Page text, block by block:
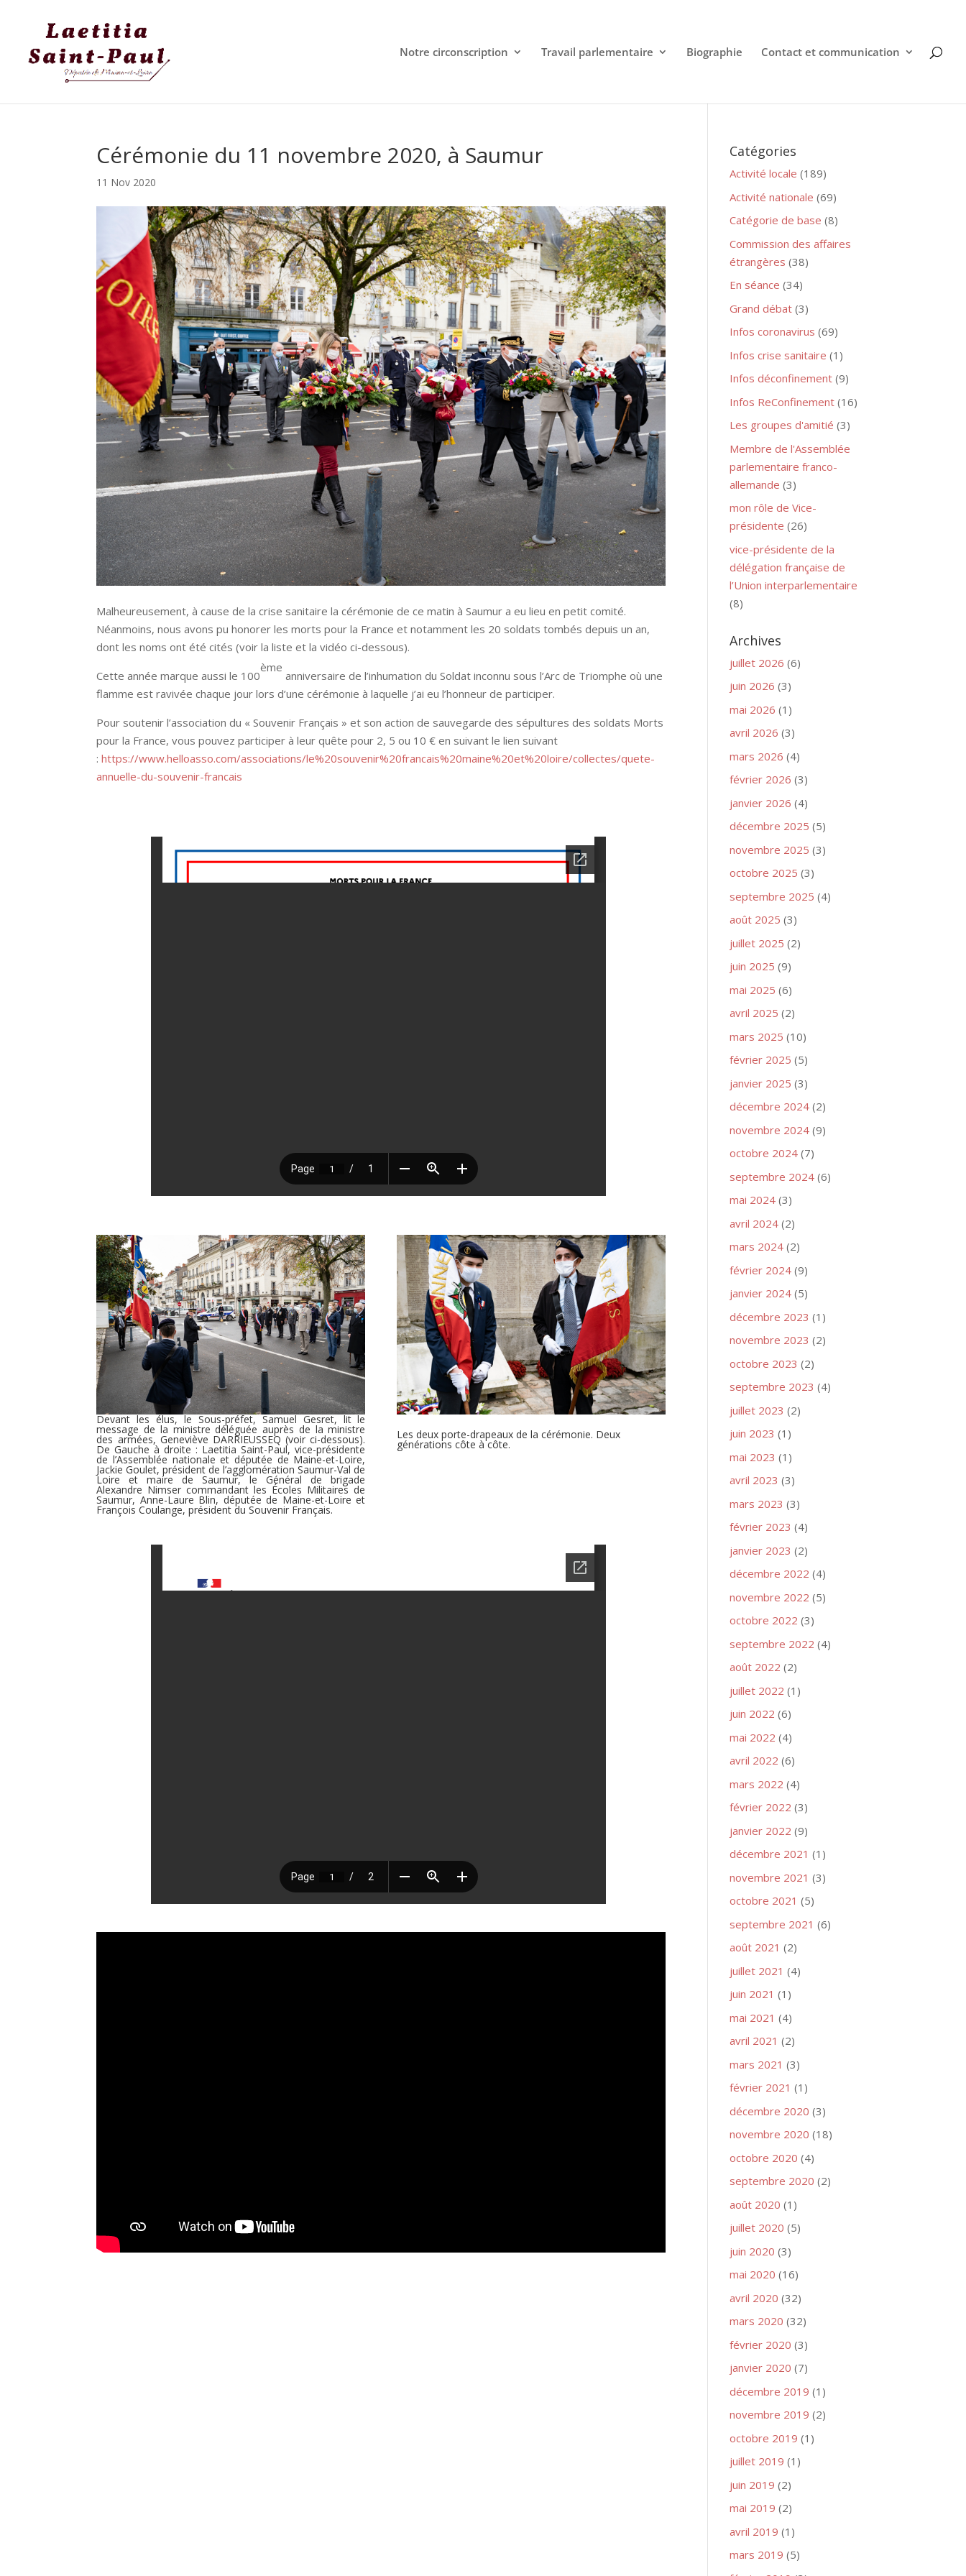
Notre circonscription Travail parlementaire Biographie Contact et communication
Cérémonie du 11 novembre 2020, à Saumur
11 Nov 2020
Malheureusement, à cause de la crise sanitaire la cérémonie de ce matin à Saumur a eu lieu en petit comité.
Néanmoins, nous avons pu honorer les morts pour la France et notamment les 20 soldats tombés depuis un an,
dont les noms ont été cités (voir la liste et la vidéo ci-dessous).
Cette année marque aussi le 100
ème
anniversaire de l’inhumation du Soldat inconnu sous l’Arc de Triomphe où une
flamme est ravivée chaque jour lors d’une cérémonie à laquelle j’ai eu l’honneur de participer.
Pour soutenir l’association du « Souvenir Français » et son action de sauvegarde des sépultures des soldats Morts
pour la France, vous pouvez participer à leur quête pour 2, 5 ou 10 € en suivant le lien suivant
:https://www.helloasso.com/associations/le%20souvenir%20francais%20maine%20et%20loire/collectes/quete-
annuelle-du-souvenir-francais
Devant les élus, le Sous-préfet, Samuel Gesret, lit le
message de la ministre déléguée auprès de la ministre
des armées, Geneviève DARRIEUSSEQ (voir ci-dessous).
De Gauche à droite : Laetitia Saint-Paul, vice-présidente
de l’Assemblée nationale et députée de Maine-et-Loire,
Jackie Goulet, président de l’agglomération Saumur-Val de
Loire et maire de Saumur, le Général de brigade
Alexandre Nimser commandant les Écoles Militaires de
Saumur, Anne-Laure Blin, députée de Maine-et-Loire et
François Coulange, président du Souvenir Français.
Les deux porte-drapeaux de la cérémonie. Deux
générations côte à côte.
Catégories
Activité locale (189)
Activité nationale (69)
Catégorie de base (8)
Commission des affaires
étrangères (38)
En séance (34)
Grand débat (3)
Infos coronavirus (69)
Infos crise sanitaire (1)
Infos déconfinement (9)
Infos ReConfinement (16)
Les groupes d'amitié (3)
Membre de l'Assemblée
parlementaire franco-
allemande (3)
mon rôle de Vice-
présidente (26)
vice-présidente de la
délégation française de
l’Union interparlementaire
(8)
Archives
juillet 2026 (6)
juin 2026 (3)
mai 2026 (1)
avril 2026 (3)
mars 2026 (4)
février 2026 (3)
janvier 2026 (4)
décembre 2025 (5)
novembre 2025 (3)
octobre 2025 (3)
septembre 2025 (4)
août 2025 (3)
juillet 2025 (2)
juin 2025 (9)
mai 2025 (6)
avril 2025 (2)
mars 2025 (10)
février 2025 (5)
janvier 2025 (3)
décembre 2024 (2)
novembre 2024 (9)
octobre 2024 (7)
septembre 2024 (6)
mai 2024 (3)
avril 2024 (2)
mars 2024 (2)
février 2024 (9)
janvier 2024 (5)
décembre 2023 (1)
novembre 2023 (2)
octobre 2023 (2)
septembre 2023 (4)
juillet 2023 (2)
juin 2023 (1)
mai 2023 (1)
avril 2023 (3)
mars 2023 (3)
février 2023 (4)
janvier 2023 (2)
décembre 2022 (4)
novembre 2022 (5)
octobre 2022 (3)
septembre 2022 (4)
août 2022 (2)
juillet 2022 (1)
juin 2022 (6)
mai 2022 (4)
avril 2022 (6)
mars 2022 (4)
février 2022 (3)
janvier 2022 (9)
décembre 2021 (1)
novembre 2021 (3)
octobre 2021 (5)
septembre 2021 (6)
août 2021 (2)
juillet 2021 (4)
juin 2021 (1)
mai 2021 (4)
avril 2021 (2)
mars 2021 (3)
février 2021 (1)
décembre 2020 (3)
novembre 2020 (18)
octobre 2020 (4)
septembre 2020 (2)
août 2020 (1)
juillet 2020 (5)
juin 2020 (3)
mai 2020 (16)
avril 2020 (32)
mars 2020 (32)
février 2020 (3)
janvier 2020 (7)
décembre 2019 (1)
novembre 2019 (2)
octobre 2019 (1)
juillet 2019 (1)
juin 2019 (2)
mai 2019 (2)
avril 2019 (1)
mars 2019 (5)